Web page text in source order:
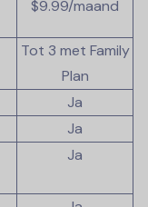
$9.99/maand
Tot 3 met Family
Plan
Ja
Ja
Ja